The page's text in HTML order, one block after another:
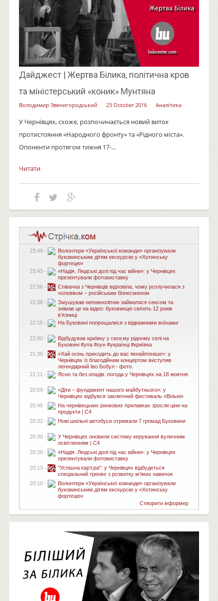
Дайджест | Жертва Білика, політична кров
та міністерський «коник» Мунтяна
Володимир Звенигородський 23 October 2016 Аналітика
У Чернівцях, схоже, розпочинається новий виток
протистояння «Народного фронту» та «Рідного міста».
Опоненти протягом тижня 17-...
Читати
23:49 -
Волонтери «Української команди» організували
буковинським дітям екскурсію у «Хотинську
фортецю»
23:43 -
«Надія. Людські долі під час війни»: у Чернівцях
презентували фотовиставку
22:56 -
Співачка з Чернівців відповіла, чому розлучилася з
чоловіком – російським бізнесменом
22:38 -
Змушував неповнолітню займатися сексом та
знімав це на відео: буковинцю світить 12 років
в’язниці
22:15 -
На Буковині попрощалися з відважними воїнами
22:00 -
Відбудував криївку у своєму рідному селі на
Буковині #упа #оун #українці #криївка
21:30 -
«Хай осінь приходить до вас якнайпізніше»: у
Чернівцях із благодійним концертом виступив
легендарний Іво Бобул - фото
21:11 -
Ясно та без опадів: погода у Чернівцях на 18 жовтня
20:59 -
«Діти – фундамент нашого майбутнього»: у
Чернівцях відбувся заключний фестиваль «Вільні»
20:45 -
На чернівецьких ринкових прилавках зросли ціни на
продукти | C4
20:32 -
Нові шкільні автобуси отримали 7 громад Буковини
20:30 -
У Чернівцях оновили систему керування вуличним
освітленням | C4
20:20 -
«Надія. Людські долі під час війни»: у Чернівцях
презентували фотовиставку
20:13 -
"Успішна кар'єра": у Чернівцях відбудеться
спеціальний тренінг з розвитку м’яких навичок
20:10 -
Волонтери «Української команди» організували
буковинським дітям екскурсію у «Хотинську
фортецю»
Створити інформер